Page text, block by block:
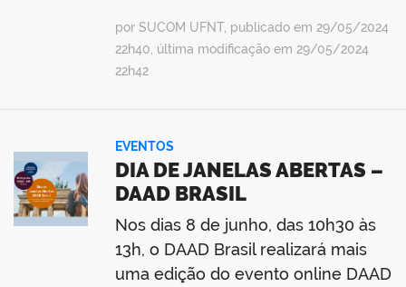
por SUCOM UFNT, publicado em 29/05/2024
22h40, última modificação em 29/05/2024
22h42
EVENTOS
DIA DE JANELAS ABERTAS –
DAAD BRASIL
Nos dias 8 de junho, das 10h30 às
13h, o DAAD Brasil realizará mais
uma edição do evento online DAAD